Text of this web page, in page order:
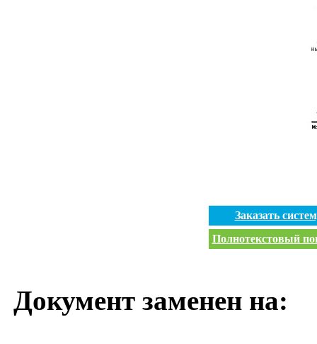
Заказать
Полнотекстовый
Документ заменен на: